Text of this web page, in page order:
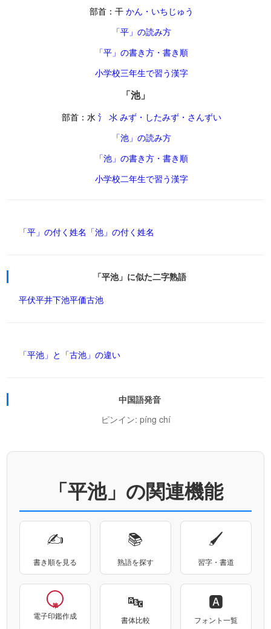
部首：干 かん・いちじゅう
「平」の読み方
「平」の書き方・書き順
小学校三年生で習う漢字
「池」
部首：水 氵 氺 みず・したみず・さんずい
「池」の読み方
「池」の書き方・書き順
小学校二年生で習う漢字
「平」の付く姓名 「池」の付く姓名
「平池」に似た二字熟語
平伏平井下池平価古池
「平池」と「古池」の違い
中国語発音
ピンイン: píng chí
「平池」の関連機能
✍
書き順を見る
📚
熟語を探す
🖌
習字・書道
電子印鑑作成
🔤
書体比較
🅰
フォント一覧